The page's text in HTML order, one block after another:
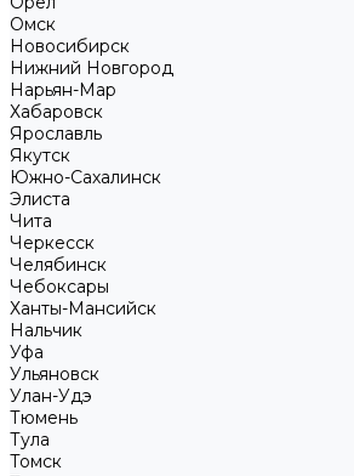
Омск
Новосибирск
Нижний Новгород
Нарьян-Мар
Хабаровск
Ярославль
Якутск
Южно-Сахалинск
Элиста
Чита
Черкесск
Челябинск
Чебоксары
Ханты-Мансийск
Нальчик
Уфа
Ульяновск
Улан-Удэ
Тюмень
Тула
Томск